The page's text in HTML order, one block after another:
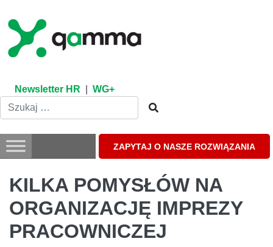
content
Newsletter HR WG+
ZAPYTAJ O NASZE ROZWIĄZANIA
KILKA POMYSŁÓW NA
ORGANIZACJĘ IMPREZY
PRACOWNICZEJ